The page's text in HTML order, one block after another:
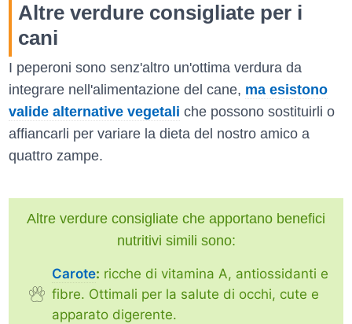
Altre verdure consigliate per i
cani
I peperoni sono senz'altro un'ottima verdura da
integrare nell'alimentazione del cane, ma esistono
valide alternative vegetali che possono sostituirli o
affiancarli per variare la dieta del nostro amico a
quattro zampe.
Altre verdure consigliate che apportano benefici
nutritivi simili sono:
Carote: ricche di vitamina A, antiossidanti e
fibre. Ottimali per la salute di occhi, cute e
apparato digerente.